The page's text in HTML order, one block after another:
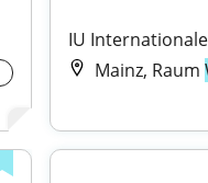
IU
Mainz, Raum